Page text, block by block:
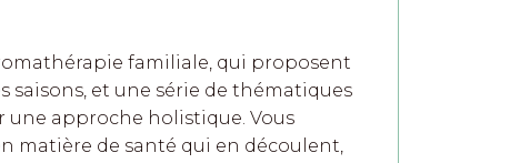
familiale, qui proposent
saisons, et une série de thématiques
une approche holistique. Vous
matière de santé qui en découlent,